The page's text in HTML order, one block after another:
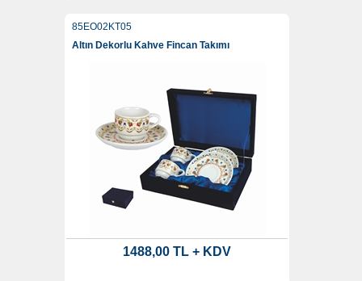
85EO02KT05
Altın Dekorlu Kahve Fincan Takımı
1488,00 TL + KDV